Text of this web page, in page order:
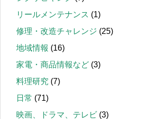
リールメンテナンス (1)
修理・改造チャレンジ (25)
地域情報 (16)
家電・商品情報など (3)
料理研究 (7)
日常 (71)
映画、ドラマ、テレビ (3)